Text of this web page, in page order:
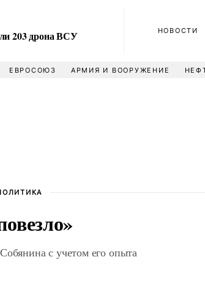
203 дрона ВСУ НОВОСТИ
ЕВРОСОЮЗ АРМИЯ И ВООРУЖЕНИЕ
с учетом его опыта